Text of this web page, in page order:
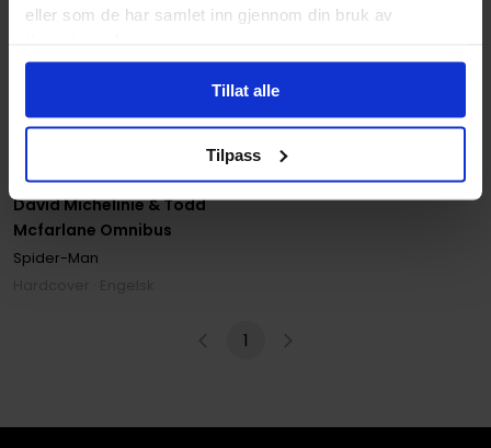
eller som de har samlet inn gjennom din bruk av
Tillat alle
Tilpass
Amazing Spider-man By
David Michelinie & Todd
Mcfarlane Omnibus
David Michelinie,Todd McFarlane
Spider-Man
1